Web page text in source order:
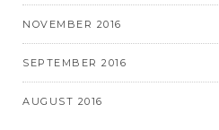
NOVEMBER 2016
SEPTEMBER 2016
AUGUST 2016